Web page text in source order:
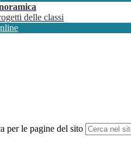
delle classi
per le pagine del sito